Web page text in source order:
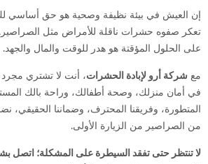
إن العيش في بيئة نظيفة وصحية هو حق أساسي لك
تعكر صفوه حشرات ناقلة للأمراض مثل الصراصير.
على الحلول المؤقتة هو هدر للوقت والمال والجهد.
مع شركة أرو لإبادة الحشرات، أنت لا تشتري
في أمان منزلك، وصحة أطفالك، وراحة بالك
المتطورة، وفريقنا المحترف، وضماننا الحقيقي،
من الصراصير من الزيارة الأولى.
لا تنتظر حتى تفقد السيطرة على المشكلة؛ اتصل